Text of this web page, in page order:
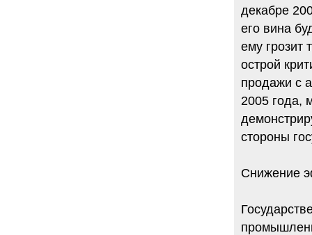
декабре
его вина
ему грозит
острой
продажи с
2005 года,
стороны
Снижение